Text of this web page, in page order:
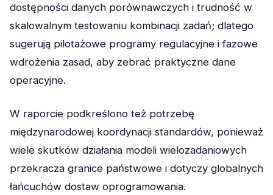
dostępności danych porównawczych i trudność w
skalowalnym testowaniu kombinacji zadań; dlatego
sugerują pilotażowe programy regulacyjne i fazowe
wdrożenia zasad, aby zebrać praktyczne dane
operacyjne.
W raporcie podkreślono też potrzebę
międzynarodowej koordynacji standardów, ponieważ
wiele skutków działania modeli wielozadaniowych
przekracza granice państwowe i dotyczy globalnych
łańcuchów dostaw oprogramowania.